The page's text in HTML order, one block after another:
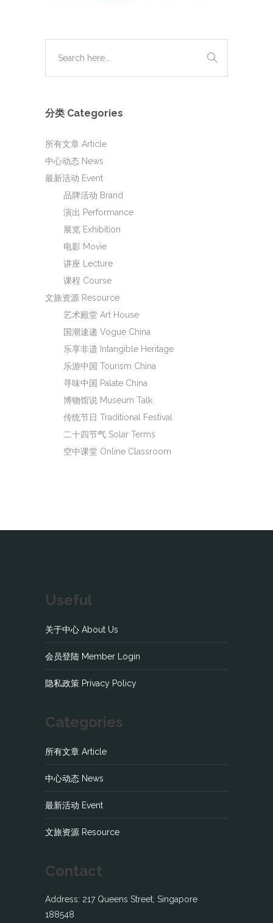
分类 Categories
所有文章 Article
中心动态 News
最新活动 Event
品牌活动 Brand
演出 Performance
展览 Exhibition
电影 Movie
讲座 Lecture
课程 Course
文旅资源 Resource
艺术殿堂 Art House
国潮速递 Vogue China
乐享非遗 Intangible Heritage
乐游中国 Tourism China
寻味中国 Palate China
博物馆说 Museum Talk
传统节日 Traditional Festival
二十四节气 Solar Terms
空中课堂 Online Classroom
Useful
关于中心 About Us
会员登陆 Member Login
隐私政策 Privacy Policy
Categories
所有文章 Article
中心动态 News
最新活动 Event
文旅资源 Resource
Contact
Address: 217 Queens Street, Singapore
188548